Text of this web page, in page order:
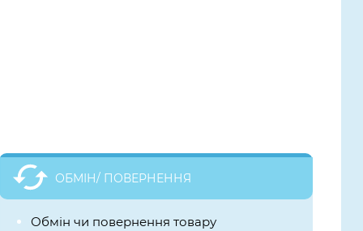
ОБМІН/ ПОВЕРНЕННЯ
Обмін чи повернення товару